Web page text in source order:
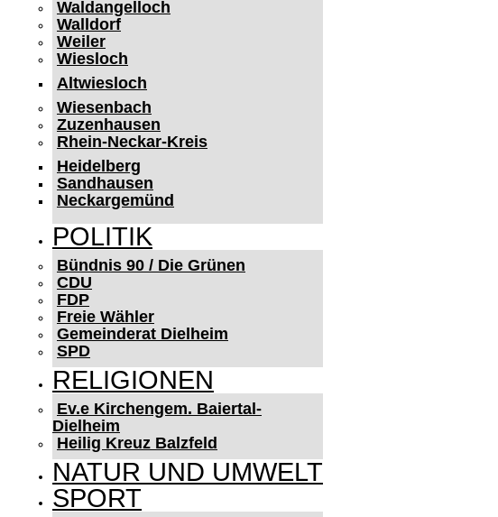
Waldangelloch
Walldorf
Weiler
Wiesloch
Altwiesloch
Wiesenbach
Zuzenhausen
Rhein-Neckar-Kreis
Heidelberg
Sandhausen
Neckargemünd
POLITIK
Bündnis 90 / Die Grünen
CDU
FDP
Freie Wähler
Gemeinderat Dielheim
SPD
RELIGIONEN
Ev.e Kirchengem. Baiertal-
Dielheim
Heilig Kreuz Balzfeld
NATUR UND UMWELT
SPORT